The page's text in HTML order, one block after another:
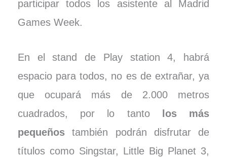
participar todos los asistente al Madrid
Games Week.
En el stand de Play station 4, habrá
espacio para todos, no es de extrañar, ya
que ocupará más de 2.000 metros
cuadrados, por lo tanto
los más
pequeñostambién podrán disfrutar de
títulos como Singstar, Little Big Planet 3,